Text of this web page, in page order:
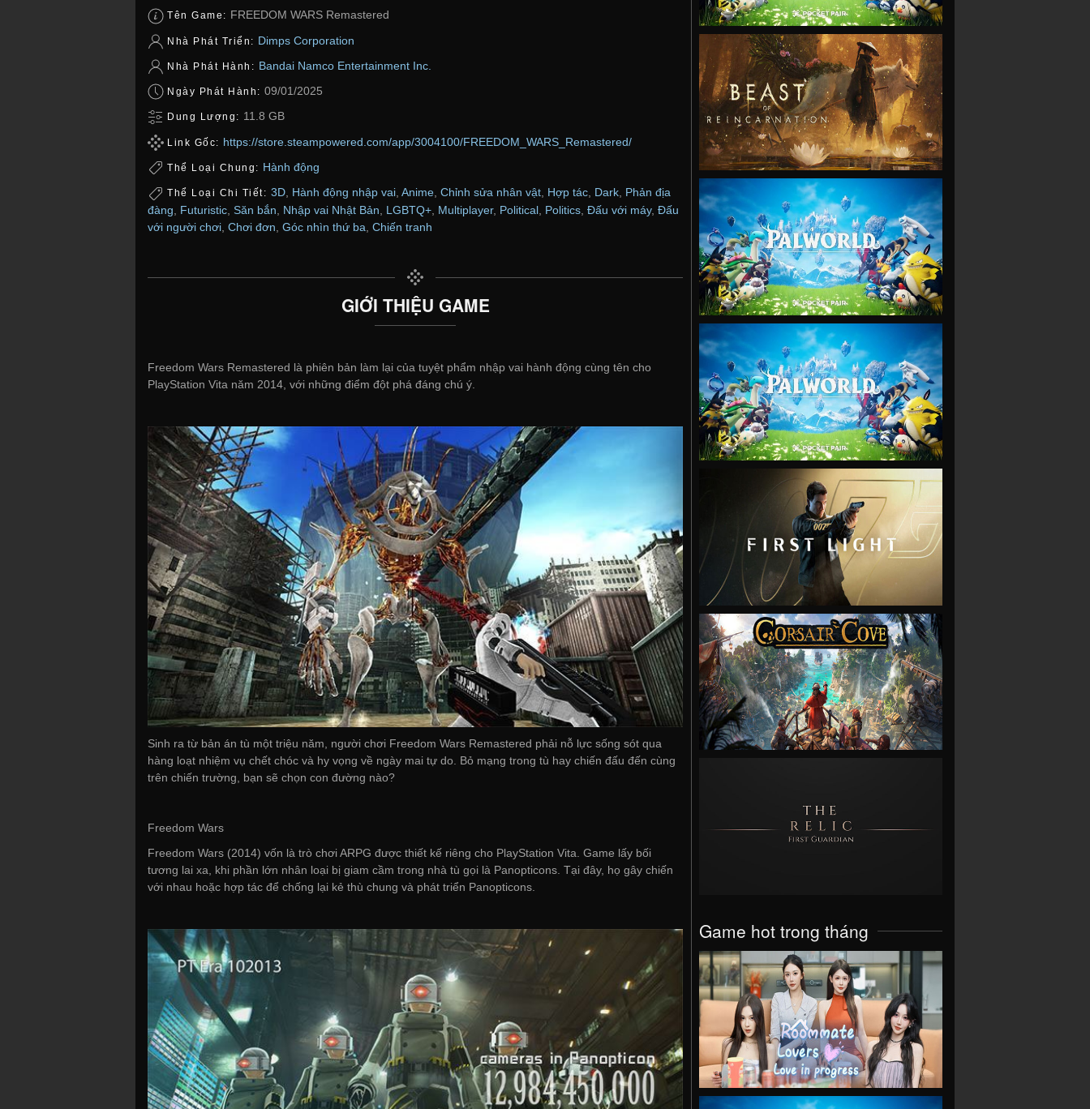
Tên Game: FREEDOM WARS Remastered
Nhà Phát Triển: Dimps Corporation
Nhà Phát Hành: Bandai Namco Entertainment Inc.
Ngày Phát Hành: 09/01/2025
Dung Lượng: 11.8 GB
Link Gốc: https://store.steampowered.com/app/3004100/FREEDOM_WARS_Remastered/
Thể Loại Chung: Hành động
Thể Loại Chi Tiết: 3D, Hành động nhập vai, Anime, Chỉnh sửa nhân vật, Hợp tác, Dark, Phản địa
đàng
Futuristic Săn bắn Nhập vai Nhật Bản LGBTQ+ Multiplayer, Political Politics Đấu với máy, Đấu
với người chơi Chơi đơn Góc nhìn thứ ba Chiến tranh
GIỚI THIỆU GAME
Freedom Wars Remastered là phiên bản làm lại của tuyệt phẩm nhập vai hành động cùng tên cho
PlayStation Vita năm 2014, với những điểm đột phá đáng chú ý.
Sinh ra từ bản án tù một triệu năm, người chơi Freedom Wars Remastered phải nỗ lực sống sót qua
hàng loạt nhiệm vụ chết chóc và hy vọng về ngày mai tự do. Bỏ mạng trong tù hay chiến đấu đến cùng
trên chiến trường, bạn sẽ chọn con đường nào?
Freedom Wars
Freedom Wars (2014) vốn là trò chơi ARPG được thiết kế riêng cho PlayStation Vita. Game lấy bối
tương lai xa, khi phần lớn nhân loại bị giam cầm trong nhà tù gọi là Panopticons. Tại đây, họ gây chiến
với nhau hoặc hợp tác để chống lại kẻ thù chung và phát triển Panopticons.
VIEW
VIEW
VIEW
VIEW
VIEW
VIEW
Game hot trong tháng
VIEW